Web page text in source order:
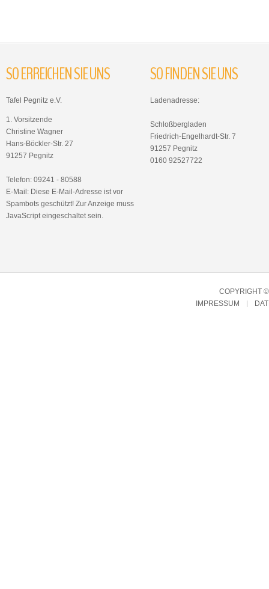
SOERREICHENSIEUNS
Tafel Pegnitz e.V.
1. Vorsitzende
Christine Wagner
Hans-Böckler-Str. 27
91257 Pegnitz
Telefon: 09241 - 80588
E-Mail: Diese E-Mail-Adresse ist vor
Spambots geschützt! Zur Anzeige muss
JavaScript eingeschaltet sein.
SOFINDENSIEUNS
Ladenadresse:
Schloßbergladen
Friedrich-Engelhardt-Str. 7
91257 Pegnitz
0160 92527722
COPYRIGHT
IMPRESSUM